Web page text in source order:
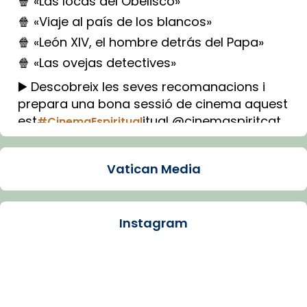
🍿 «Viaje al país de los blancos»
🍿 «León XIV, el hombre detrás del Papa»
🍿 «Las ovejas detectives»
▶️ Descobreix les seves recomanacions i
prepara una bona sessió de cinema aquest
est#CinemaEspiritualitual @cinemaspiritcat
Imatge: Generada amb IA (OpenAI)
Arquebisbat de Barcelona
Vatican Media
Instagram